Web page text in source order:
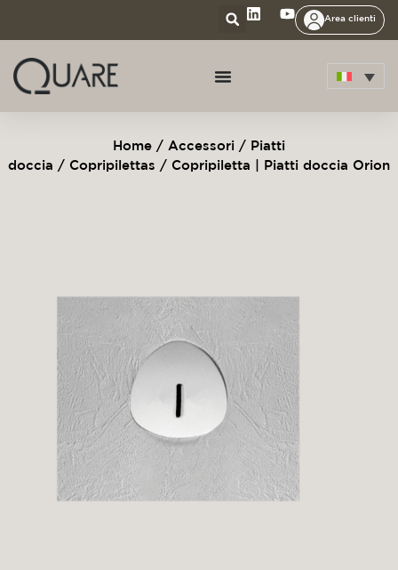
Area clienti
Home / Accessori / Piatti
doccia / Copripilettas / Copripiletta | Piatti doccia Orion